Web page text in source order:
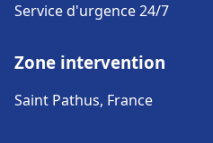
Service d'urgence 24/7
Zone intervention
Saint Pathus, France